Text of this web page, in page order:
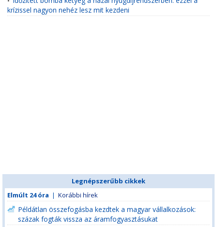
krízissel nagyon nehéz lesz mit kezdeni
Legnépszerűbb cikkek
Elmúlt 24 óra | Korábbi hírek
Példátlan összefogásba kezdtek a magyar vállalkozások:
százak fogták vissza az áramfogyasztásukat